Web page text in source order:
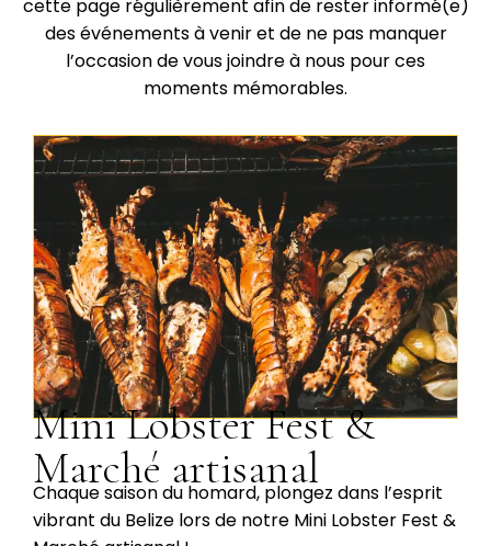
cette page régulièrement afin de rester informé(e)
des événements à venir et de ne pas manquer
l’occasion de vous joindre à nous pour ces
moments mémorables.
Mini Lobster Fest &
Marché artisanal
Chaque saison du homard, plongez dans l’esprit
vibrant du Belize lors de notre Mini Lobster Fest &